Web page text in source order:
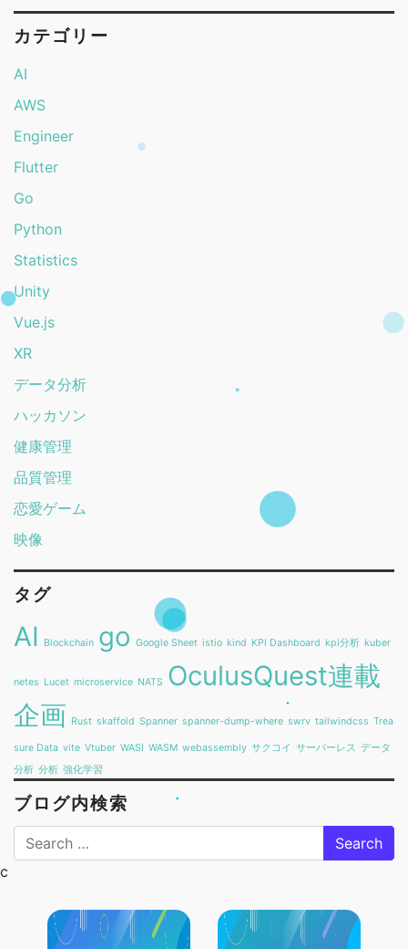
カテゴリー
AI
AWS
Engineer
Flutter
Go
Python
Statistics
Unity
Vue.js
XR
データ分析
ハッカソン
健康管理
品質管理
恋愛ゲーム
映像
タグ
AI Blockchain go Google Sheet istio kind KPI Dashboard kpi分析 kuber
netes Lucet microservice NATS OculusQuest連載
企画 Rust skaffold Spanner spanner-dump-where swrv tailwindcss Trea
sure Data vite Vtuber WASI WASM webassembly サクコイ サーバーレス データ
分析 分析 強化学習
ブログ内検索
Search
c